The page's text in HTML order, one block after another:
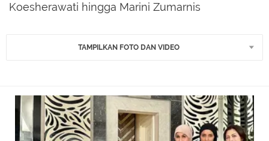
Koesherawati hingga Marini Zumarnis
TAMPILKAN FOTO DAN VIDEO